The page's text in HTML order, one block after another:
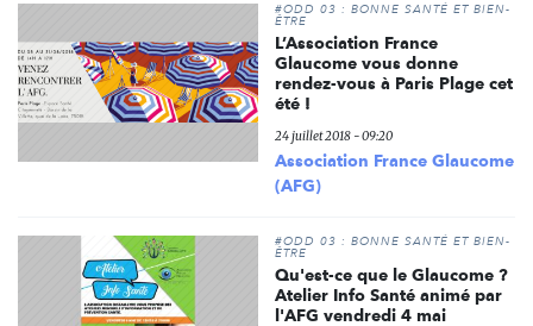
#ODD 03 : BONNE SANTÉ ET BIEN-
ÊTRE
L’Association France
Glaucome vous donne
rendez-vous à Paris Plage cet
été !
24 juillet 2018 - 09:20
Association France Glaucome
(AFG)
#ODD 03 : BONNE SANTÉ ET BIEN-
ÊTRE
Qu'est-ce que le Glaucome ?
Atelier Info Santé animé par
l'AFG vendredi 4 mai